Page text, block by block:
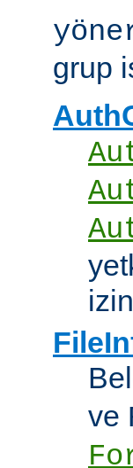
grup
ve